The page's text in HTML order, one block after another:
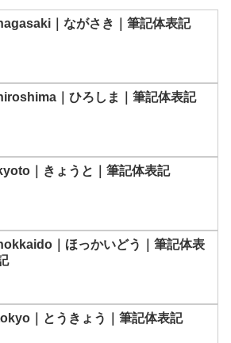
｜ながさき｜筆記体表記
｜ひろしま｜筆記体表記
｜きょうと｜筆記体表記
｜ほっかいどう｜筆記体表
｜とうきょう｜筆記体表記